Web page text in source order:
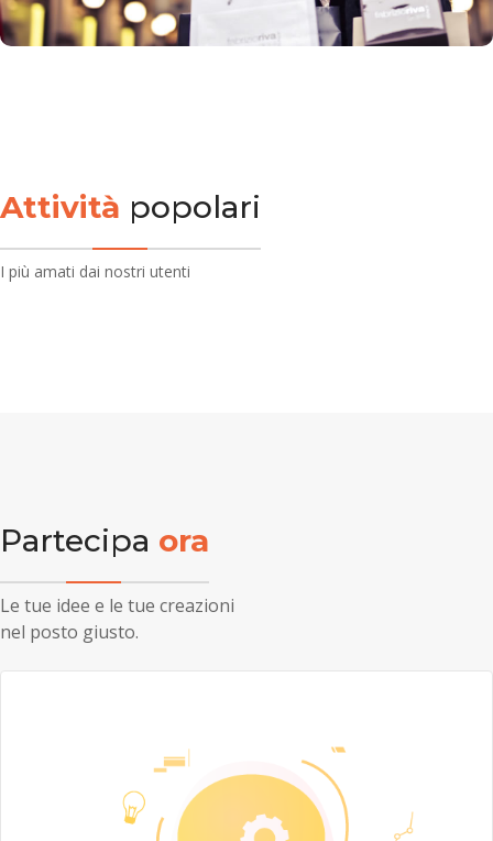
Attività popolari
I più amati dai nostri utenti
Partecipa ora
Le tue idee e le tue creazioni
nel posto giusto.